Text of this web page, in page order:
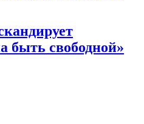
быть свободной»